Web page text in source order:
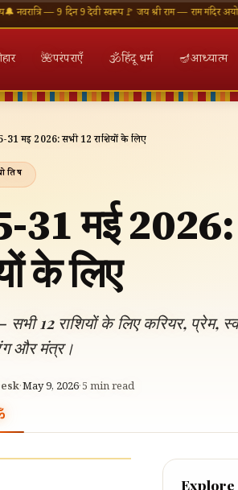
— 9 दिन 9 देवी स्वरूप🚩 जय श्री राम — राम मंदिर अयोध्या🕉 ॐ
🌺परंपराएँ 🕉हिंदू धर्म 🪔आध्यात्म
31 मई 2026: सभी 12 राशियों के लिए
31 मई
के लिए
12 राशियों के लिए करियर, प्रेम,
और मंत्र।
·May 9, 2026·5 min read